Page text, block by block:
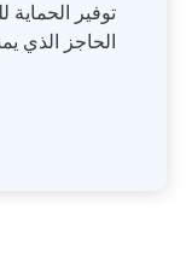
توفير الحماية
الحاجز الذي